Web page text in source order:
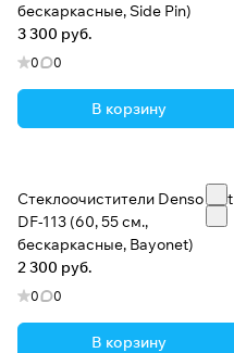
бескаркасные, Side Pin)
3 300 руб.
0 0
В корзину
Стеклоочистители Denso Flat
DF-113 (60, 55 см.,
бескаркасные, Bayonet)
2 300 руб.
0 0
В корзину